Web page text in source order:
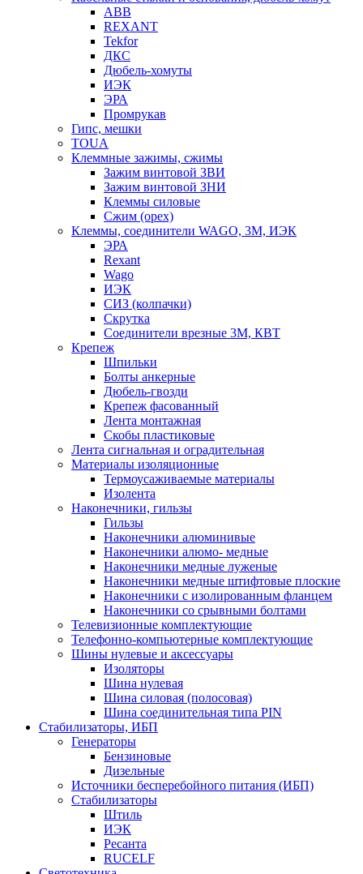
ABB
REXANT
Tekfor
ДКС
Дюбель-хомуты
ИЭК
ЭРА
Промрукав
Гипс, мешки
TOUA
Клеммные зажимы, сжимы
Зажим винтовой ЗВИ
Зажим винтовой ЗНИ
Клеммы силовые
Сжим (орех)
Клеммы, соединители WAGO, 3M, ИЭК
ЭРА
Rexant
Wago
ИЭК
СИЗ (колпачки)
Скрутка
Соединители врезные 3M, КВТ
Крепеж
Шпильки
Болты анкерные
Дюбель-гвозди
Крепеж фасованный
Лента монтажная
Скобы пластиковые
Лента сигнальная и оградительная
Материалы изоляционные
Термоусаживаемые матeриалы
Изолента
Наконечники, гильзы
Гильзы
Наконечники алюминивые
Наконечники алюмо- медные
Наконечники медные луженые
Наконечники медные штифтовые плоские
Наконечники с изолированным фланцем
Наконечники со срывными болтами
Телевизионные комплектующие
Телефонно-компьютерные комплектующие
Шины нулевые и аксессуары
Изоляторы
Шина нулевая
Шина силовая (полосовая)
Шина соединительная типа PIN
Стабилизаторы, ИБП
Генераторы
Бензиновые
Дизельные
Источники бесперебойного питания (ИБП)
Стабилизаторы
Штиль
ИЭК
Ресанта
RUCELF